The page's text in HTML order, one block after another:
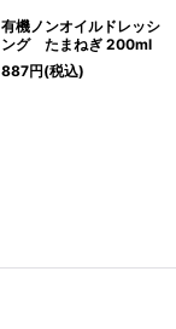
有機ノンオイルドレッシ
ング たまねぎ 200ml
887円(税込)